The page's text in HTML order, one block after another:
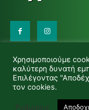
d.makas@yahoo.gr
info@agrofitro.gr
Μακάς Ντίνος
Χρησιμοποιούμε
καλύτερη δυνατή
Επιλέγοντας
τον cookies.
Ρυθμίσεις